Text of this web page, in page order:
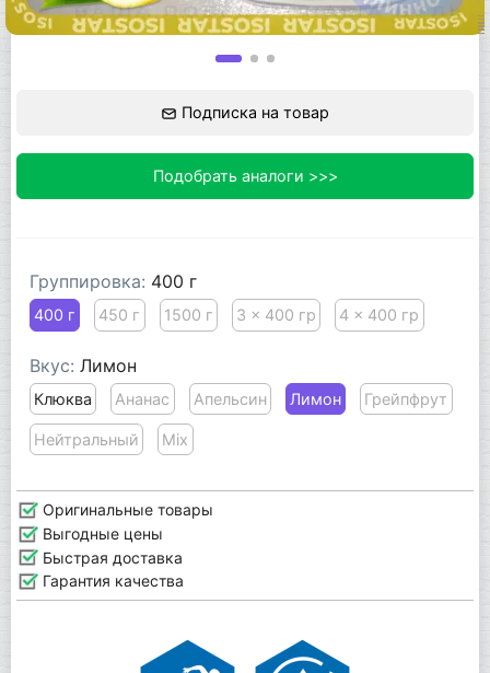
Подписка на товар
Подобрать аналоги >>>
Группировка: 400 г
400 г 450 г 1500 г 3 x 400 гр 4 x 400 гр
Вкус: Лимон
Клюква Ананас Апельсин Лимон Грейпфрут
Нейтральный Mix
Оригинальные товары
Выгодные цены
Быстрая доставка
Гарантия качества